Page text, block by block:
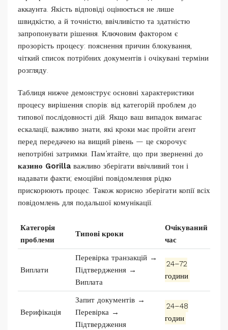
аккаунта. Якість відповіді оцінюється не лише
швидкістю, а й точністю, ввічливістю та здатністю
запропонувати рішення. Ключовим фактором є
прозорість процесу: пояснення причин блокування,
чіткий список потрібних документів і очікувані терміни
розгляду.
Таблиця нижче демонструє основні характеристики
процесу вирішення спорів: від категорій проблем до
типової послідовності дій. Якщо ваш випадок вимагає
ескалації, важливо знати, які кроки має пройти агент
перед передачею на вищий рівень — це скорочує
непотрібні затримки. Пам’ятайте, що при зверненні до
казино Gorilla важливо зберігати ввічливий тон і
надавати факти; емоційні повідомлення рідко
прискорюють процес. Також корисно зберігати копії всіх
повідомлень для подальшої комунікації.
Категорія
проблеми
Типові кроки
Очікуваний
час
Виплати
Перевірка транзакцій →
Підтвердження →
Виплата
24–72
години
Верифікація
Запит документів →
Перевірка →
Підтвердження
24–48
годин